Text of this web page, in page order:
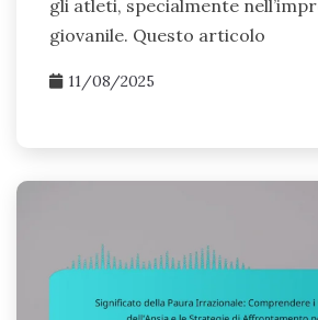
gli atleti, specialmente
giovanile. Questo articolo
11/08/2025